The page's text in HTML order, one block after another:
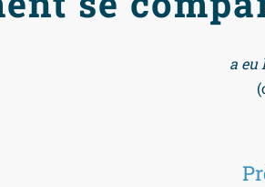
a eu